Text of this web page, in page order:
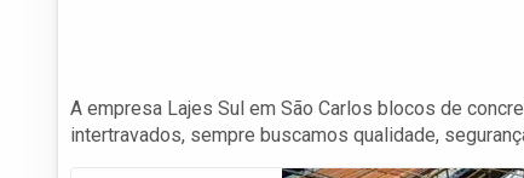
A empresa Lajes Sul em São Carlos blocos de
intertravados, sempre buscamos qualidade,